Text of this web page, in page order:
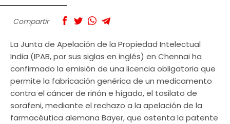
Compartir
La Junta de Apelación de la Propiedad Intelectual
India (IPAB, por sus siglas en inglés) en Chennai ha
confirmado la emisión de una licencia obligatoria que
permite la fabricación genérica de un medicamento
contra el cáncer de riñón e hígado, el tosilato de
sorafeni, mediante el rechazo a la apelación de la
farmacéutica alemana Bayer, que ostenta la patente